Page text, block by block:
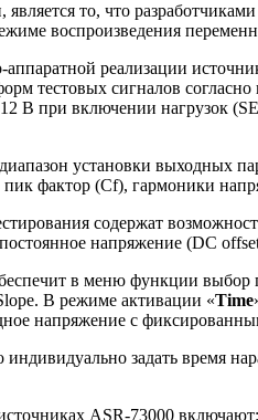
то, что
воспроизведения
аппаратной реализации
тестовых сигналов
В при включении нагрузок
установки выходных
фактор (Сf), гармоники
содержат
напряжение (DC
в меню функции выбор
В режиме активации «Time
напряжение с
задать время
ASR-73000